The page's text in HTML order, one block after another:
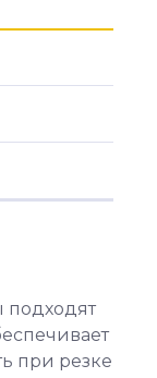
подходят
при резке